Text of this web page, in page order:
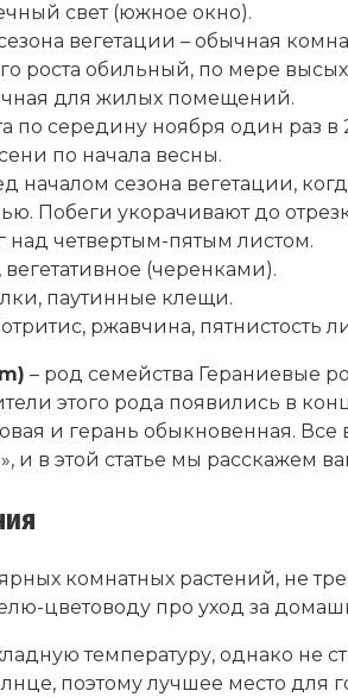
свет (южное окно).
вегетации – обычная
роста обильный, по мере
для жилых помещений.
по середину ноября один раз
по начала весны.
началом сезона вегетации,
Побеги укорачивают до
над четвертым-пятым листом.
(черенками).
паутинные клещи.
ржавчина, пятнистость
– род семейства Гераниевые
этого рода появились в
и герань обыкновенная.
и в этой статье мы расскажем
комнатных растений, не
цветоводу про уход за
температуру, однако не
поэтому лучшее место для